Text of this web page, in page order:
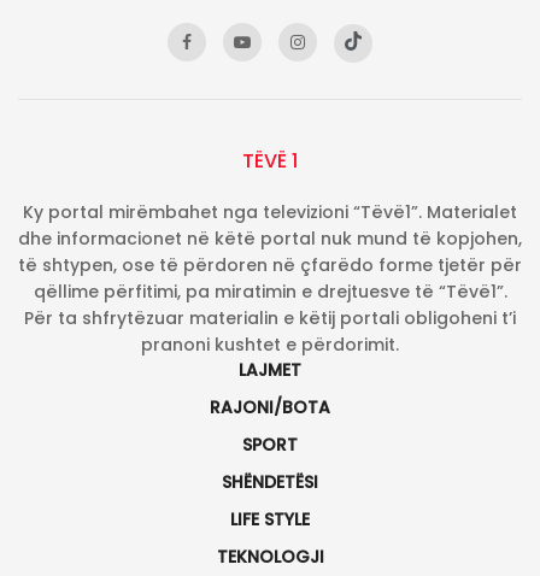
TËVË 1
Ky portal mirëmbahet nga televizioni “Tëvë1”. Materialet
dhe informacionet në këtë portal nuk mund të kopjohen,
të shtypen, ose të përdoren në çfarëdo forme tjetër për
qëllime përfitimi, pa miratimin e drejtuesve të “Tëvë1”.
Për ta shfrytëzuar materialin e këtij portali obligoheni t’i
pranoni kushtet e përdorimit.
LAJMET
RAJONI/BOTA
SPORT
SHËNDETËSI
LIFE STYLE
TEKNOLOGJI